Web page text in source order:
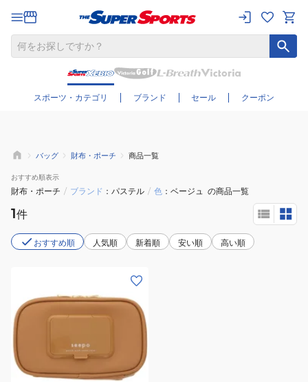
スポーツ・カテゴリ ブランド セール クーポン
さらに絞り込む
バッグ 財布・ポーチ 商品一覧
おすすめ順表示
財布・ポーチ / ブランド パステル / 色 ベージュ の商品一覧
1件
おすすめ順 人気順 新着順 安い順 高い順